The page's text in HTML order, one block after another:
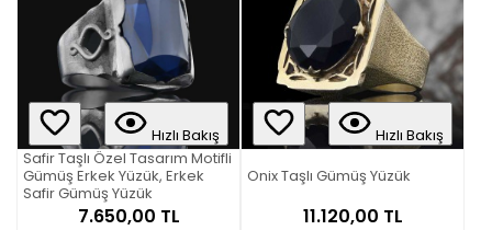
Hızlı Bakış
Safir Taşlı Özel Tasarım Motifli
Gümüş Erkek Yüzük, Erkek
Safir Gümüş Yüzük
7.650,00 TL
Hızlı Bakış
Onix Taşlı Gümüş Yüzük
11.120,00 TL